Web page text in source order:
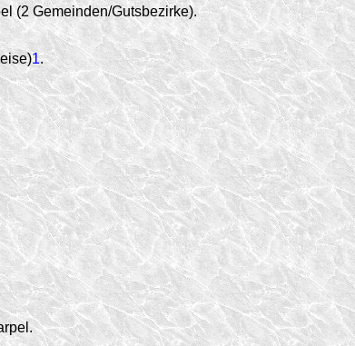
(2 Gemeinden/Gutsbezirke).
1.